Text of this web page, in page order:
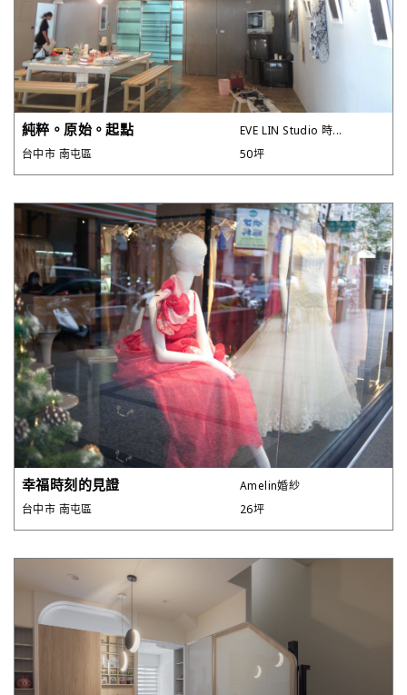
純粹。原始。起點
EVE LIN Studio 時...
台中市 南屯區
50坪
幸福時刻的見證
Amelin婚紗
台中市 南屯區
26坪